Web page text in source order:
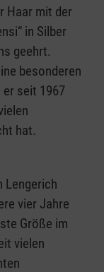
Haar mit der
in Silber
geehrt.
besonderen
seit 1967
hat.
Lengerich
vier Jahre
Größe im
vielen